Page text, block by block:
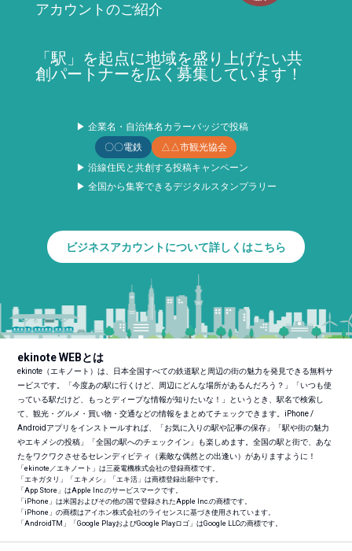
アカウントのご紹介
「駅」を起点に地域を盛り上げたい共
創パートナーを広く募集しています！
▶ 企業名・自治体名カラーバッジで投稿
〇〇電鉄
△△市観光協会
▶ 沿線住民と共創する投稿キャンペーン
▶ 全国から集客できるデジタルスタンプラリー
ビジネスアカウントについて詳しくはこちら
ekinote WEBとは
ekinote（エキノート）は、日本全国すべての鉄道駅と周辺の街の魅力を発見できる無料サ
ービスです。「今度あの駅に行くけど、周辺にどんな場所があるんだろう？」「いつも使
っている駅だけど、もっとディープな情報が知りたいな！」というとき、駅名で検索し
て、観光・グルメ・買い物・交通などの情報をまとめてチェックできます。iPhone /
Androidアプリをインストールすれば、「お気に入りの駅や記事の保存」「駅や街の魅力
やエキメシの投稿」「全国の駅へのチェックイン」も楽しめます。全国の駅と街で、あな
たをワクワクさせるセレンディピティ（素敵な偶然との出逢い）がありますように！
「ekinote／エキノート」は三菱電機株式会社の登録商標です。
「エキガタリ」「エキメシ」「エキ活」は商標登録出願中です。
「App Store」はApple Inc.のサービスマークです。
「iPhone」は米国およびその他の国で登録されたApple Inc.の商標です。
「iPhone」の商標はアイホン株式会社のライセンスに基づき使用されています。
「AndroidTM 」「Google PlayおよびGoogle Playロゴ」はGoogle LLCの商標です。